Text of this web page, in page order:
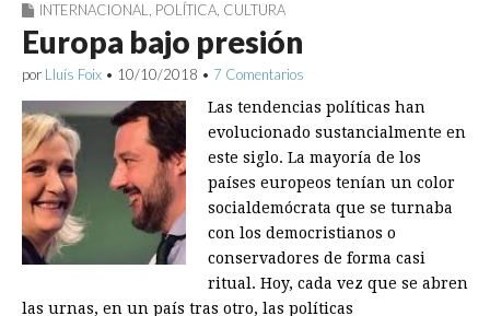
INTERNACIONAL POLÍTICA CULTURA
Europa bajo presión
por Lluís Foix • 10/10/2018 • 7 Comentarios
Las tendencias políticas han
evolucionado sustancialmente en
este ­siglo. La mayoría de los
países europeos tenían un color
socialdemócrata que se turnaba
con los democristianos o
conservadores de forma casi
ritual. Hoy, cada vez que se abren
las urnas, en un país tras otro, las políticas